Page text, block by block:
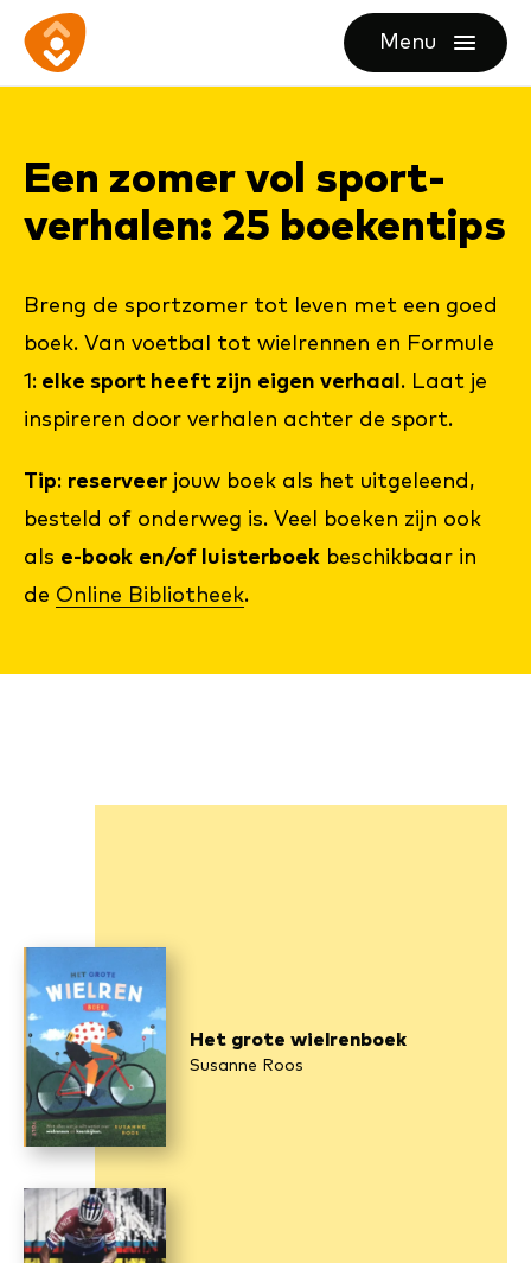
direct
content
direct
footer
Ga
naar
Menu
openen
Een zo­mer vol sport­
ver­ha­len: 25 boe­ken­tips
Breng de sportzomer tot leven met een goed
boek. Van voetbal tot wielrennen en Formule
1: elke sport heeft zijn eigen verhaal . Laat je
inspireren door verhalen achter de sport.
Tip: reserveer jouw boek als het uitgeleend,
besteld of onderweg is. Veel boeken zijn ook
als e-book en/of luisterboek beschikbaar in
de Online Bibliotheek.
Het grote wielrenboek
Susanne Roos